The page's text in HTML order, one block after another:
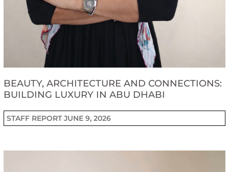
BEAUTY, ARCHITECTURE AND CONNECTIONS:
BUILDING LUXURY IN ABU DHABI
STAFF REPORTJUNE 9, 2026